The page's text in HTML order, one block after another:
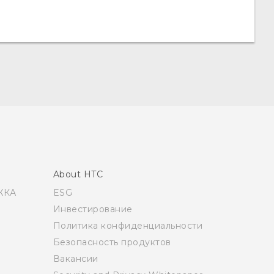
About HTC
ESG
Инвестирование
Политика конфиденциальности
Безопасность продуктов
Вакансии